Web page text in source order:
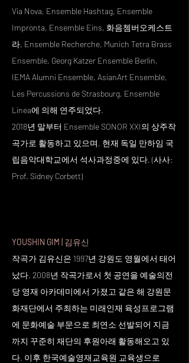
Via Nova, Ensemble Hashtag, Ensemble
Impronta, Ensemble Eins, 화음쳄버오케스트
라, Ensemble Recherche, Munich Tetra Brass
Ensemble, Georg Katzer Ensemble Berlin,
IEMA Alumni Ensemble, AsianArt Ensemble,
Les Percussions de Strasbourg, Ensemble
Linea에 의해 연주되었다.
2018년 말부터 Ensemble SONOR XXI의 상주작
곡가로 활동하고 있으며, 현재 독일 만하임 국
립음악대학교에서 석사과정중에 있다. (사사:
Prof. Sidney Corbett)
YOUSHIN GIM | 김유신
작곡가 김유신은 1997년 강원도 영월에서 태어
났다. 2008년 작곡가로서 첫 공연을 예술의전
당 영재 아카데미에서 가졌고 같은 해 강원문
화재단에서 주최하는 미래인재 육성프로그램
에 문화예술 부문으로 최연소 선발되어 지금
까지 꾸준히 재단의 후원아래 활동해오고 있
다. 이후 한국예술영재교육원 교육생으로